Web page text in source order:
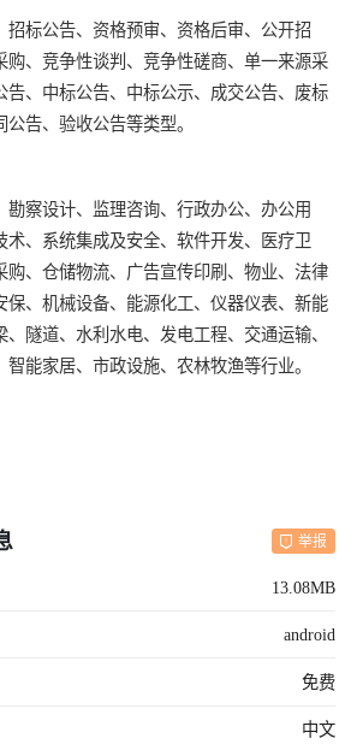
招标公告、资格预审、资格后审、公开招
购、竞争性谈判、竞争性磋商、单一来源采
告、中标公告、中标公示、成交公告、废标
告、验收公告等类型。
勘察设计、监理咨询、行政办公、办公用
术、系统集成及安全、软件开发、医疗卫
购、仓储物流、广告宣传印刷、物业、法律
保、机械设备、能源化工、仪器仪表、新能
隧道、水利水电、发电工程、交通运输、
能家居、市政设施、农林牧渔等行业。
举报
13.08MB
android
免费
中文